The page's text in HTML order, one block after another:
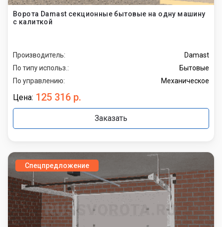
Ворота Damast секционные бытовые на одну машину
с калиткой
Производитель:
Damast
По типу использ.:
Бытовые
По управлению:
Механическое
Цена: 125 316 р.
Заказать
Спецпредложение